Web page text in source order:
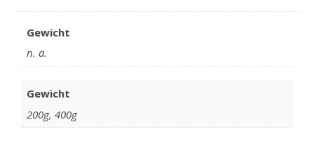
Gewicht
n. a.
Gewicht
200g, 400g